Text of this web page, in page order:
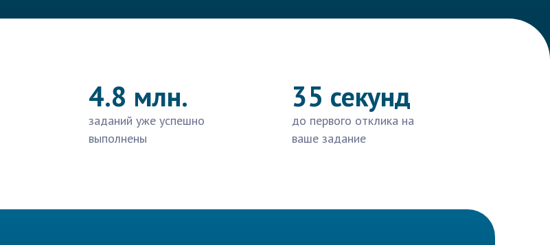
4.8 млн.
заданий уже успешно
выполнены
35 секунд
до первого отклика на
ваше задание